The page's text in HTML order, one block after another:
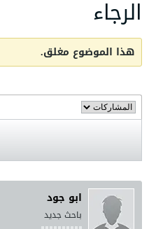
الرجاء
هذا الموضوع مغلق.
ابو جود
باحث جديد